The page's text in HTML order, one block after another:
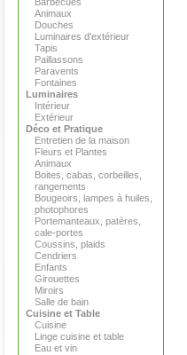
Animaux
Douches
Luminaires d'extérieur
Tapis
Paillassons
Paravents
Fontaines
Luminaires
Intérieur
Extérieur
Déco et Pratique
Entretien de la maison
Fleurs et Plantes
Animaux
Boites, cabas, corbeilles,
rangements
Bougeoirs, lampes à huiles,
photophores
Portemanteaux, patères,
cale-portes
Coussins, plaids
Cendriers
Enfants
Girouettes
Miroirs
Salle de bain
Cuisine et Table
Cuisine
Linge cuisine et table
Eau et vin